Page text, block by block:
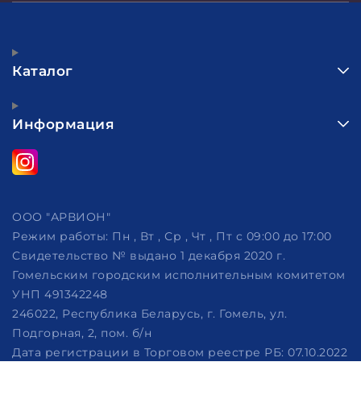
Каталог
Информация
ООО "АРВИОН"
Режим работы: Пн , Вт , Ср , Чт , Пт c 09:00 до 17:00
Свидетельство № выдано 1 декабря 2020 г.
Гомельским городским исполнительным комитетом
УНП 491342248
246022, Республика Беларусь, г. Гомель, ул.
Подгорная, 2, пом. б/н
Дата регистрации в Торговом реестре РБ: 07.10.2022